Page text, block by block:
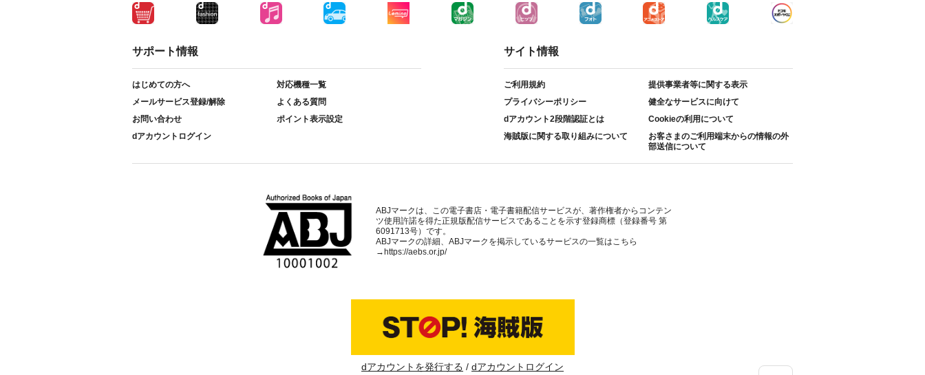
サポート情報
はじめての方へ
対応機種一覧
メールサービス登録/解除
よくある質問
お問い合わせ
ポイント表示設定
dアカウントログイン
サイト情報
ご利用規約
提供事業者等に関する表示
プライバシーポリシー
健全なサービスに向けて
dアカウント2段階認証とは
Cookieの利用について
海賊版に関する取り組みについて
お客さまのご利用端末からの情報の外
部送信について
ABJマークは、この電子書店・電子書籍配信サービスが、著作権者からコンテン
ツ使用許諾を得た正規版配信サービスであることを示す登録商標（登録番号 第
6091713号）です。
ABJマークの詳細、ABJマークを掲示しているサービスの一覧はこちら
→https://aebs.or.jp/
dアカウントを発行する dアカウントログイン